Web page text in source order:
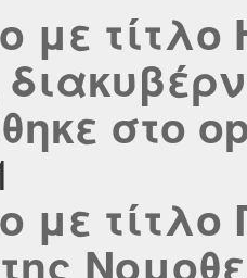
με
στο
με τίτλο